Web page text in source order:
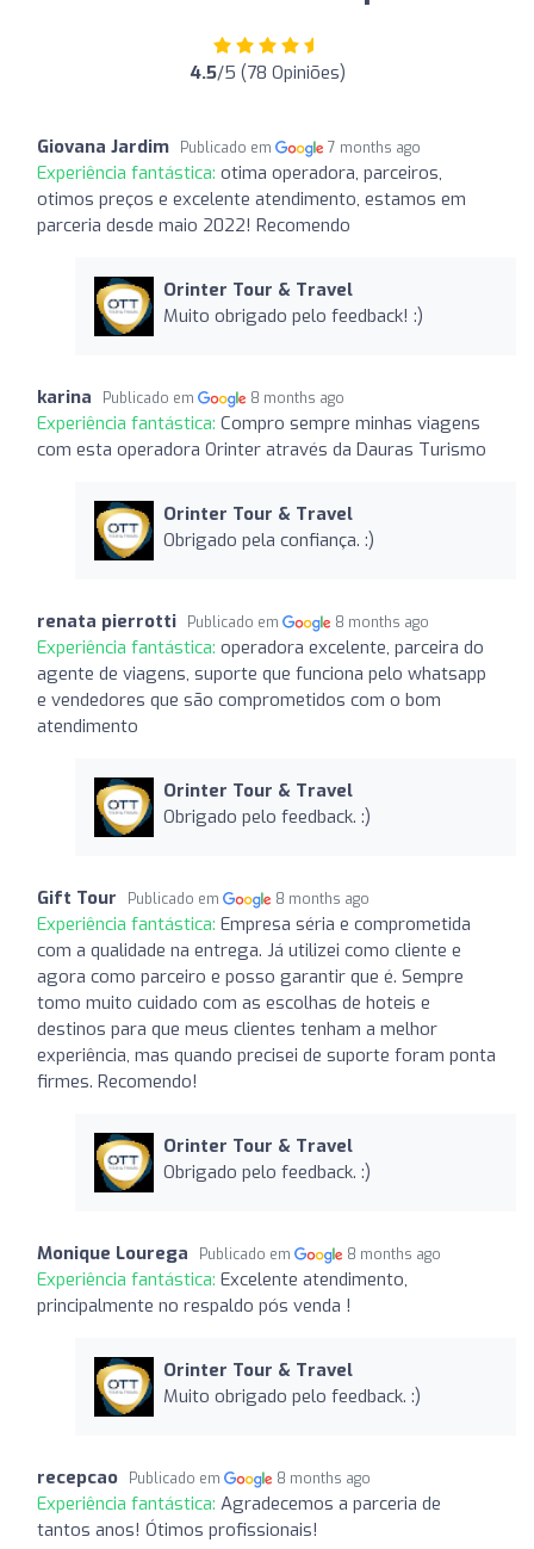
4.5/5 (78 Opiniões)
Giovana Jardim Publicado em 7 months ago
Experiência fantástica: otima operadora, parceiros,
otimos preços e excelente atendimento, estamos em
parceria desde maio 2022! Recomendo
Orinter Tour & Travel
Muito obrigado pelo feedback! :)
karina Publicado em 8 months ago
Experiência fantástica: Compro sempre minhas viagens
com esta operadora Orinter através da Dauras Turismo
Orinter Tour & Travel
Obrigado pela confiança. :)
renata pierrotti Publicado em 8 months ago
Experiência fantástica: operadora excelente, parceira do
agente de viagens, suporte que funciona pelo whatsapp
e vendedores que são comprometidos com o bom
atendimento
Orinter Tour & Travel
Obrigado pelo feedback. :)
Gift Tour Publicado em 8 months ago
Experiência fantástica: Empresa séria e comprometida
com a qualidade na entrega. Já utilizei como cliente e
agora como parceiro e posso garantir que é. Sempre
tomo muito cuidado com as escolhas de hoteis e
destinos para que meus clientes tenham a melhor
experiência, mas quando precisei de suporte foram ponta
firmes. Recomendo!
Orinter Tour & Travel
Obrigado pelo feedback. :)
Monique Lourega Publicado em 8 months ago
Experiência fantástica: Excelente atendimento,
principalmente no respaldo pós venda !
Orinter Tour & Travel
Muito obrigado pelo feedback. :)
recepcao Publicado em 8 months ago
Experiência fantástica: Agradecemos a parceria de
tantos anos! Ótimos profissionais!